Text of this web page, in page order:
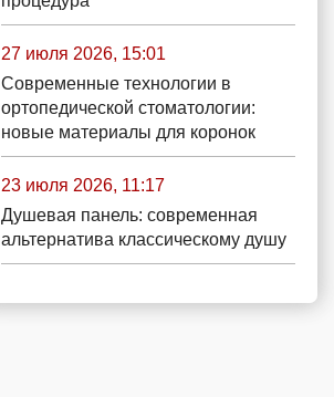
27 июля 2026, 15:01
Современные технологии в
ортопедической стоматологии:
новые материалы для коронок
23 июля 2026, 11:17
Душевая панель: современная
альтернатива классическому душу